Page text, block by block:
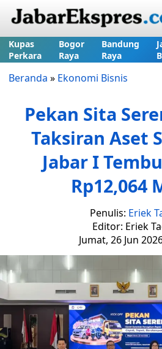
Kupas
Perkara
Bogor
Raya
Bandung
Raya
Beranda » Ekonomi Bisnis
Pekan Sita
Taksiran Aset
Jabar I
Rp12,064
Penulis: Eriek
Editor: Eriek
Jumat, 26 Jun